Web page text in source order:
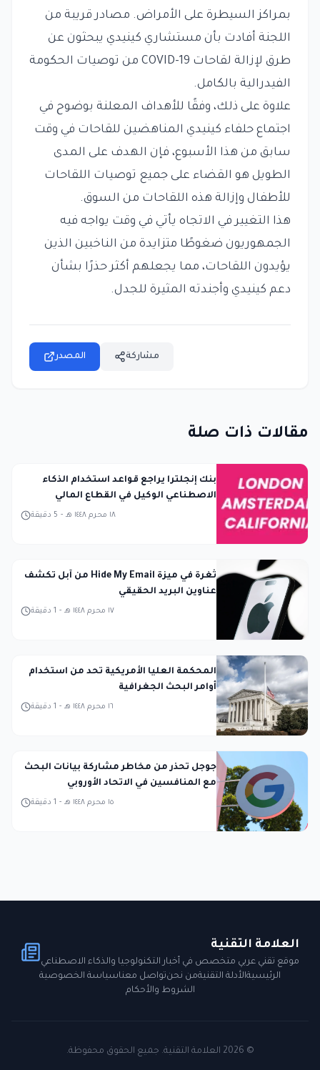
بمراكز السيطرة على الأمراض. مصادر قريبة من
اللجنة أفادت بأن مستشاري كينيدي يبحثون عن
طرق لإزالة لقاحات COVID-19 من توصيات الحكومة
الفيدرالية بالكامل.
علاوة على ذلك، وفقًا للأهداف المعلنة بوضوح في
اجتماع حلفاء كينيدي المناهضين للقاحات في وقت
سابق من هذا الأسبوع، فإن الهدف على المدى
الطويل هو القضاء على جميع توصيات اللقاحات
للأطفال وإزالة هذه اللقاحات من السوق.
هذا التغيير في الاتجاه يأتي في وقت يواجه فيه
الجمهوريون ضغوطًا متزايدة من الناخبين الذين
يؤيدون اللقاحات، مما يجعلهم أكثر حذرًا بشأن
دعم كينيدي وأجندته المثيرة للجدل.
المصدر مشاركة
مقالات ذات صلة
بنك إنجلترا يراجع قواعد استخدام الذكاء
الاصطناعي الوكيل في القطاع المالي
5 دقيقة - ١٨ محرم ١٤٤٨ هـ
ثغرة في ميزة Hide My Email من آبل تكشف
عناوين البريد الحقيقي
1 دقيقة - ١٧ محرم ١٤٤٨ هـ
المحكمة العليا الأمريكية تحد من استخدام
أوامر البحث الجغرافية
1 دقيقة - ١٦ محرم ١٤٤٨ هـ
جوجل تحذر من مخاطر مشاركة بيانات البحث
مع المنافسين في الاتحاد الأوروبي
1 دقيقة - ١٥ محرم ١٤٤٨ هـ
العلامة التقنية
موقع تقني عربي متخصص في أخبار التكنولوجيا والذكاء الاصطناعي
الرئيسيةالأدلة التقنيةمن نحنتواصل معناسياسة الخصوصية
الشروط والأحكام
©
2026 العلامة التقنية. جميع الحقوق محفوظة.